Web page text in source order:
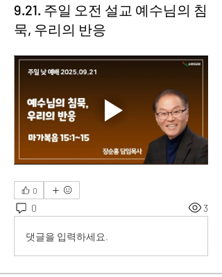
9.21. 주일 오전 설교 예수님의 침
묵, 우리의 반응
0
0 3
댓글을 입력하세요.